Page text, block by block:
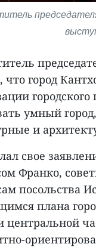
что город
умный
и
свое
Франко,
посольства
плана
центральной